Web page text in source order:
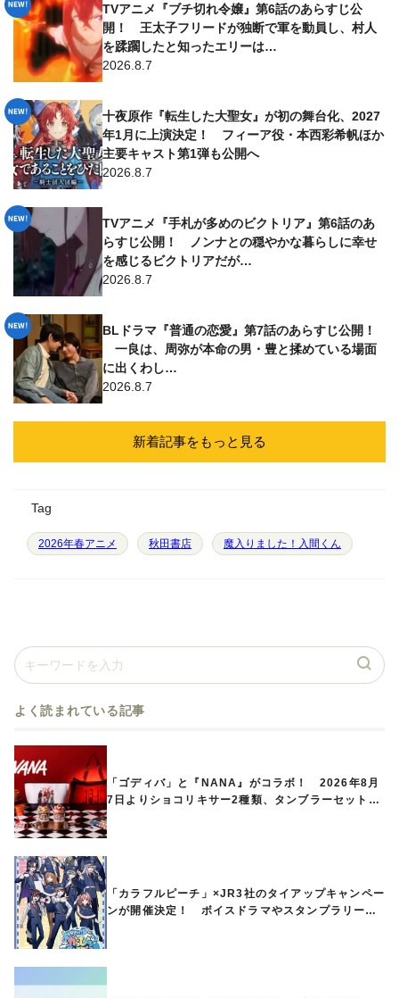
TVアニメ『ブチ切れ令嬢』第6話のあらすじ公
開！ 王太子フリードが独断で軍を動員し、村人
を蹂躙したと知ったエリーは…
2026.8.7
十夜原作『転生した大聖女』が初の舞台化、2027
年1月に上演決定！ フィーア役・本西彩希帆ほか
主要キャスト第1弾も公開へ
2026.8.7
TVアニメ『手札が多めのビクトリア』第6話のあ
らすじ公開！ ノンナとの穏やかな暮らしに幸せ
を感じるビクトリアだが…
2026.8.7
BLドラマ『普通の恋愛』第7話のあらすじ公開！
一良は、周弥が本命の男・豊と揉めている場面
に出くわし…
2026.8.7
新着記事をもっと見る
Tag
2026年春アニメ 秋田書店 魔入りました！入間くん
よく読まれている記事
「ゴディバ」と『NANA』がコラボ！ 2026年8月
7日よりショコリキサー2種類、タンブラーセットな
「カラフルピーチ」×JR3社のタイアップキャンペー
ンが開催決定！ ボイスドラマやスタンプラリー、